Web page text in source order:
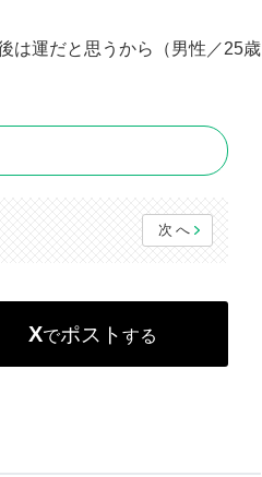
は運だと思うから（男性／25歳
次へ
Xでポスト する